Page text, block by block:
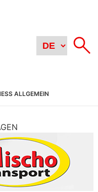
ALLGEMEIN